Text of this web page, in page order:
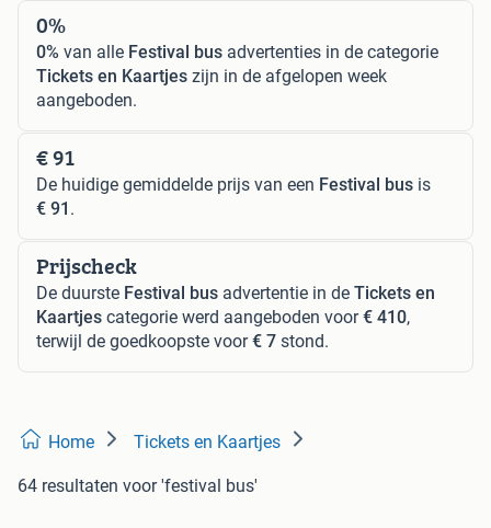
0%
0% van alle Festival bus advertenties in de categorie
Tickets en Kaartjes zijn in de afgelopen week
aangeboden.
€ 91
De huidige gemiddelde prijs van een Festival bus is
€ 91 .
Prijscheck
De duurste Festival bus advertentie in de Tickets en
Kaartjes categorie werd aangeboden voor€ 410,
terwijl de goedkoopste voor€ 7 stond.
Home Tickets en Kaartjes
64 resultaten voor 'festival bus'